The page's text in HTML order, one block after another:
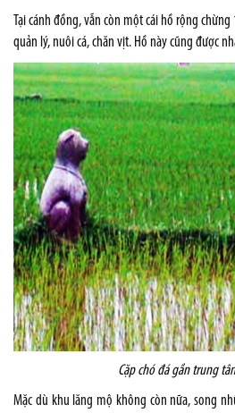
Tại cánh đồng, vẫn còn một cái hồ rộng
quản lý, nuôi cá, chăn vịt. Hồ này cũng được
Cặp chó đá gần trung
Mặc dù khu lăng mộ không còn nữa, song